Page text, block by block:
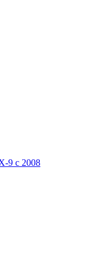
9 с 2008